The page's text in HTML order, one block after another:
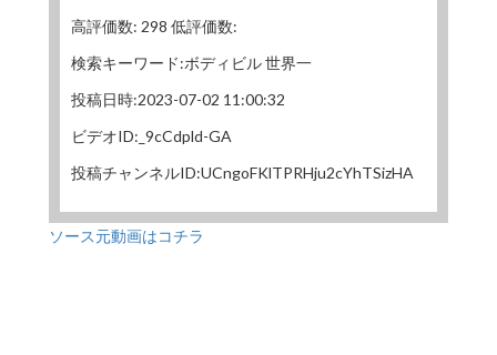
高評価数: 298 低評価数:
検索キーワード:ボディビル 世界一
投稿日時:2023-07-02 11:00:32
ビデオID:_9cCdpld-GA
投稿チャンネルID:UCngoFKlTPRHju2cYhTSizHA
ソース元動画はコチラ